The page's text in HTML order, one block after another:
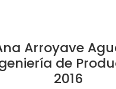
Arroyave
de
2016